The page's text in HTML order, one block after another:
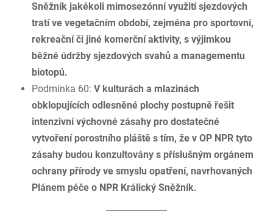
Sněžník jakékoli mimosezónní využití sjezdových
tratí ve vegetačním období, zejména pro sportovní,
rekreační či jiné komerční aktivity, s výjimkou
běžné údržby sjezdových svahů a managementu
biotopů.
Podmínka 60: V kulturách a mlazinách
obklopujících odlesněné plochy postupně řešit
intenzivní výchovné zásahy pro dostatečné
vytvoření porostního pláště s tím, že v OP NPR tyto
zásahy budou konzultovány s příslušným orgánem
ochrany přírody ve smyslu opatření, navrhovaných
Plánem péče o NPR Králický Sněžník.